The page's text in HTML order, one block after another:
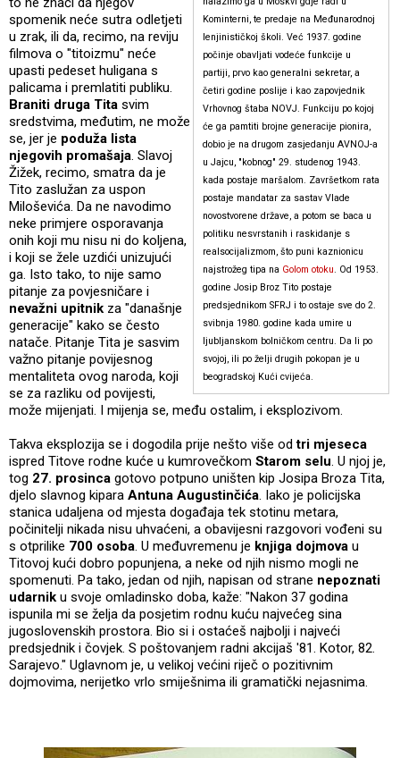
Kominterni, te predaje na Međunarodnoj
lenjinističkoj školi. Već 1937. godine
počinje obavljati vodeće funkcije u
partiji, prvo kao generalni sekretar, a
četiri godine poslije i kao zapovjednik
Vrhovnog štaba NOVJ. Funkciju po kojoj
će ga pamtiti brojne generacije pionira,
dobio je na drugom zasjedanju AVNOJ-a
u Jajcu, "kobnog" 29. studenog 1943.
kada postaje maršalom. Završetkom rata
postaje mandatar za sastav Vlade
novostvorene države, a potom se baca u
politiku nesvrstanih i raskidanje s
realsocijalizmom, što puni kaznionicu
najstrožeg tipa na Golom otoku. Od 1953.
godine Josip Broz Tito postaje
predsjednikom SFRJ i to ostaje sve do 2.
svibnja 1980. godine kada umire u
ljubljanskom bolničkom centru. Da li po
svojoj, ili po želji drugih pokopan je u
beogradskoj Kući cvijeća.
spomenik neće sutra odletjeti
u zrak, ili da, recimo, na reviju
filmova o "titoizmu" neće
upasti pedeset huligana s
palicama i premlatiti publiku.
Braniti druga Tita svim
sredstvima, međutim, ne može
se, jer je poduža lista
njegovih promašaja. Slavoj
Žižek, recimo, smatra da je
Tito zaslužan za uspon
Miloševića. Da ne navodimo
neke primjere osporavanja
onih koji mu nisu ni do koljena,
i koji se žele uzdići unizujući
ga. Isto tako, to nije samo
pitanje za povjesničare i
nevažni upitnik za "današnje
generacije" kako se često
natače. Pitanje Tita je sasvim
važno pitanje povijesnog
mentaliteta ovog naroda, koji
se za razliku od povijesti,
može mijenjati. I mijenja se, među ostalim, i eksplozivom.
Takva eksplozija se i dogodila prije nešto više odtri mjeseca
ispred Titove rodne kuće u kumrovečkom Starom selu. U njoj je,
tog 27. prosinca gotovo potpuno uništen kip Josipa Broza Tita,
djelo slavnog kipara Antuna Augustinčića. Iako je policijska
stanica udaljena od mjesta događaja tek stotinu metara,
počinitelji nikada nisu uhvaćeni, a obavijesni razgovori vođeni su
s otprilike 700 osoba. U međuvremenu je knjiga dojmova u
Titovoj kući dobro popunjena, a neke od njih nismo mogli ne
spomenuti. Pa tako, jedan od njih, napisan od strane nepoznati
udarnik u svoje omladinsko doba, kaže: "Nakon 37 godina
ispunila mi se želja da posjetim rodnu kuću najvećeg sina
jugoslovenskih prostora. Bio si i ostaćeš najbolji i najveći
predsjednik i čovjek. S poštovanjem radni akcijaš '81. Kotor, 82.
Sarajevo." Uglavnom je, u velikoj većini riječ o pozitivnim
dojmovima, nerijetko vrlo smiješnima ili gramatički nejasnima.